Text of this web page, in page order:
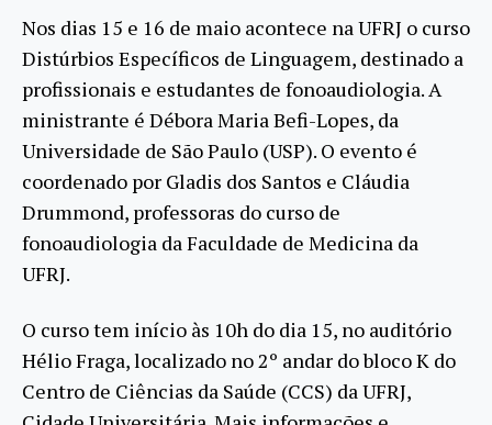
Nos dias 15 e 16 de maio acontece na UFRJ o curso
Distúrbios Específicos de Linguagem, destinado a
profissionais e estudantes de fonoaudiologia. A
ministrante é Débora Maria Befi-Lopes, da
Universidade de São Paulo (USP). O evento é
coordenado por Gladis dos Santos e Cláudia
Drummond, professoras do curso de
fonoaudiologia da Faculdade de Medicina da
UFRJ.
O curso tem início às 10h do dia 15, no auditório
Hélio Fraga, localizado no 2º andar do bloco K do
Centro de Ciências da Saúde (CCS) da UFRJ,